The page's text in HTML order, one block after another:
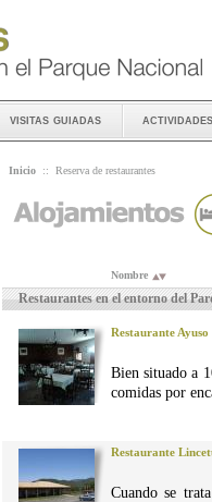
visitas guiadas actividades
Inicio :: Reserva de restaurantes
Nombre
Restaurantes en el entorno del
Restaurante Ayuso
Bien situado a
comidas por
Restaurante
Cuando se